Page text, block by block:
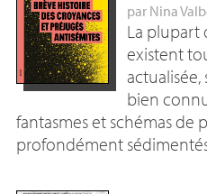
par Nina
La plupart
existent
bien
fantasmes et schémas de
profondément